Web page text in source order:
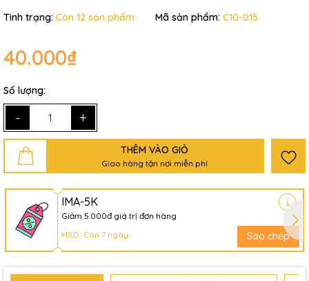
Tình trạng: Còn 12 sản phẩm Mã sản phẩm: C10-015
40.000₫
Số lượng:
- +
THÊM VÀO GIỎ
Giao hàng tận nơi miễn phí
IMA-5K
Giảm 5.000đ giá trị đơn hàng
HSD: Còn 7 ngày
Sao chép